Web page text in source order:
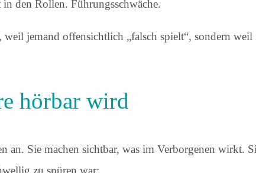
den Rollen. Führungsschwäche.
jemand offensichtlich „falsch spielt“, sondern weil
hörbar wird
an. Sie machen sichtbar, was im Verborgenen wirkt.